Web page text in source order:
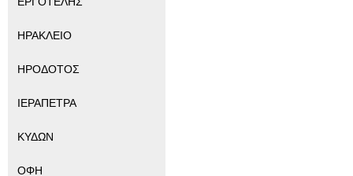
ΗΡΑΚΛΕΙΟ
ΗΡΟΔΟΤΟΣ
ΙΕΡΑΠΕΤΡΑ
ΚΥΔΩΝ
ΟΦΗ